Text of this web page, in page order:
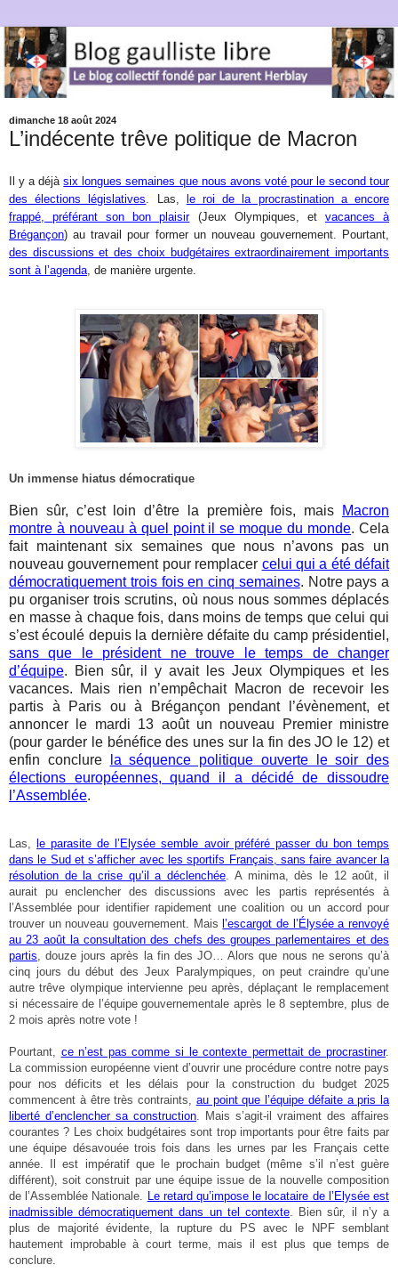
dimanche 18 août 2024
L’indécente trêve politique de Macron
Il y a déjàsix longues semaines que nous avons voté pour le second tour
des élections législatives. Las,
le roi de la procrastination a encore
frappé, préférant son bon plaisir(Jeux Olympiques, et vacances à
Brégançon) au travail pour former un nouveau gouvernement. Pourtant,
des discussions et des choix budgétaires extraordinairement importants
sont à l’agenda, de manière urgente.
Un immense hiatus démocratique
Bien sûr, c’est loin d’être la première fois, mais
Macron
montre à nouveau à quel point il se moque du monde. Cela
fait maintenant six semaines que nous n’avons pas un
nouveau gouvernement pour remplacer celui qui a été défait
démocratiquement trois fois en cinq semaines. Notre pays a
pu organiser trois scrutins, où nous nous sommes déplacés
en masse à chaque fois, dans moins de temps que celui qui
s’est écoulé depuis la dernière défaite du camp présidentiel,
sans que le président ne trouve le temps de changer
d’équipe. Bien sûr, il y avait les Jeux Olympiques et les
vacances. Mais rien n’empêchait Macron de recevoir les
partis à Paris ou à Brégançon pendant l’évènement, et
annoncer le mardi 13 août un nouveau Premier ministre
(pour garder le bénéfice des unes sur la fin des JO le 12) et
enfin conclure
la séquence politique ouverte le soir des
élections européennes, quand il a décidé de dissoudre
l’Assemblée.
Las,
le parasite de l’Elysée semble avoir préféré passer du bon temps
dans le Sud et s’afficher avec les sportifs Français, sans faire avancer la
résolution de la crise qu’il a déclenchée . A minima, dès le 12 août, il
aurait pu enclencher des discussions avec les partis représentés à
l’Assemblée pour identifier rapidement une coalition ou un accord pour
trouver un nouveau gouvernement. Mais l’escargot de l’Élysée a renvoyé
au 23 août la consultation des chefs des groupes parlementaires et des
partis , douze jours après la fin des JO… Alors que nous ne serons qu’à
cinq jours du début des Jeux Paralympiques, on peut craindre qu’une
autre trêve olympique intervienne peu après, déplaçant le remplacement
si nécessaire de l’équipe gouvernementale après le 8 septembre, plus de
2 mois après notre vote !
Pourtant, ce n’est pas comme si le contexte permettait de procrastiner.
La commission européenne vient d’ouvrir une procédure contre notre pays
pour nos déficits et les délais pour la construction du budget 2025
commencent à être très contraints, au point que l’équipe défaite a pris la
liberté d’enclencher sa construction . Mais s’agit-il vraiment des affaires
courantes ? Les choix budgétaires sont trop importants pour être faits par
une équipe désavouée trois fois dans les urnes par les Français cette
année. Il est impératif que le prochain budget (même s’il n’est guère
différent), soit construit par une équipe issue de la nouvelle composition
de l’Assemblée Nationale.
Le retard qu’impose le locataire de l’Elysée est
inadmissible démocratiquement dans un tel contexte . Bien sûr, il n’y a
plus de majorité évidente, la rupture du PS avec le NPF semblant
hautement improbable à court terme, mais il est plus que temps de
conclure.